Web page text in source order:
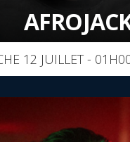
12 JUILLET -